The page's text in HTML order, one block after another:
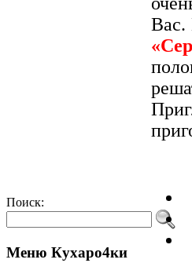
Поиск:
Меню Кухаро4ки
Вас.